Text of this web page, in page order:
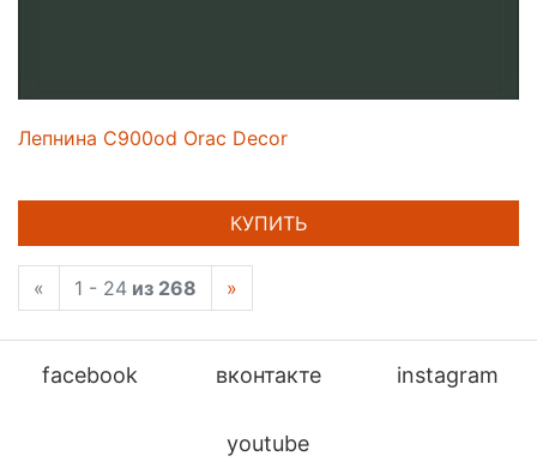
Лепнина C900od Orac Decor
КУПИТЬ
« 1 - 24 из 268 »
facebook вконтакте instagram
youtube